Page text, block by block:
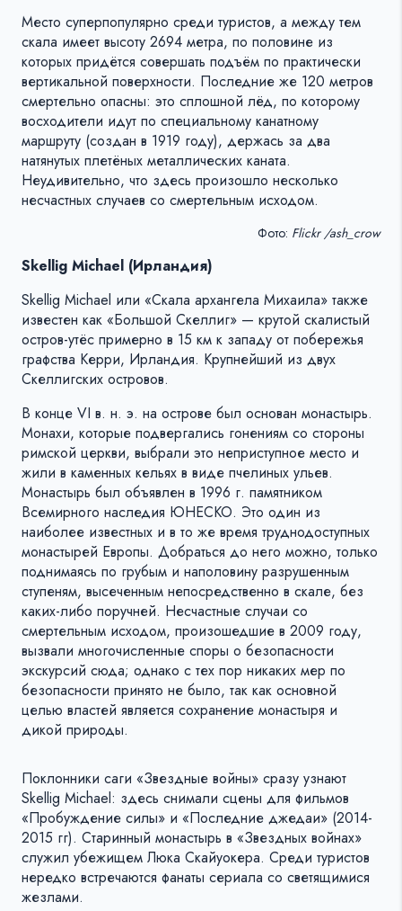
Место суперпопулярно среди туристов, а между тем
скала имеет высоту 2694 метра, по половине из
которых придётся совершать подъём по практически
вертикальной поверхности. Последние же 120 метров
смертельно опасны: это сплошной лёд, по которому
восходители идут по специальному канатному
маршруту (создан в 1919 году), держась за два
натянутых плетёных металлических каната.
Неудивительно, что здесь произошло несколько
несчастных случаев со смертельным исходом.
Фото: Flickr /ash_crow
Skellig Michael (Ирландия)
Skellig Michael или «Скала архангела Михаила» также
известен как «Большой Скеллиг» — крутой скалистый
остров-утёс примерно в 15 км к западу от побережья
графства Керри, Ирландия. Крупнейший из двух
Скеллигских островов.
В конце VI в. н. э. на острове был основан монастырь.
Монахи, которые подвергались гонениям со стороны
римской церкви, выбрали это неприступное место и
жили в каменных кельях в виде пчелиных ульев.
Монастырь был объявлен в 1996 г. памятником
Всемирного наследия ЮНЕСКО. Это один из
наиболее известных и в то же время труднодоступных
монастырей Европы. Добраться до него можно, только
поднимаясь по грубым и наполовину разрушенным
ступеням, высеченным непосредственно в скале, без
каких-либо поручней. Несчастные случаи со
смертельным исходом, произошедшие в 2009 году,
вызвали многочисленные споры о безопасности
экскурсий сюда; однако с тех пор никаких мер по
безопасности принято не было, так как основной
целью властей является сохранение монастыря и
дикой природы.
Поклонники саги «Звездные войны» сразу узнают
Skellig Michael: здесь снимали сцены для фильмов
«Пробуждение силы» и «Последние джедаи» (2014-
2015 гг). Старинный монастырь в «Звездных войнах»
служил убежищем Люка Скайуокера. Среди туристов
нередко встречаются фанаты сериала со светящимися
жезлами.